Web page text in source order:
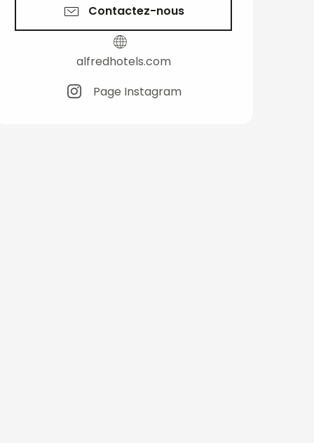
Contactez-nous
alfredhotels.com
Page Instagram